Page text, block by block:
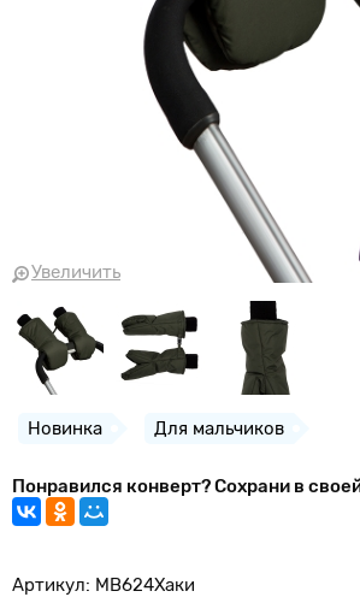
Увеличить
Новинка Для мальчиков
Понравился конверт? Сохрани в
Артикул: МВ624Хаки